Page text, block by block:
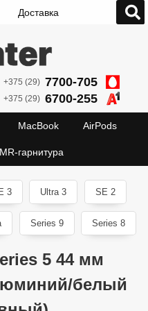
Доставка
+375 (29) 7700-705
+375 (29) 6700-255
MacBook AirPods
MR-гарнитура
3 Ultra 3 SE 2
Series 9 Series 8
5 44 мм
белый